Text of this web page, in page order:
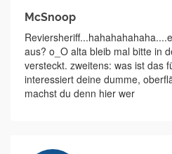
McSnoop
aus? o_O alta bleib mal bitte in
versteckt. zweitens: was ist das
interessiert deine dumme,
machst du denn hier wer